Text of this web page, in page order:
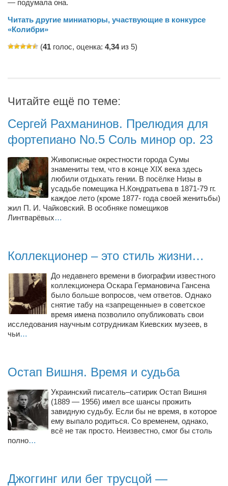
«Траверс» — экипировочный центр
Журналисты
Александр Гвоздик
Евгений Касьяненко
Сергей Коноз
Денис Федченко
Alfom Studio
Guitarproduction Studio
Писатели
Поэты
Художники
Анна Гидора
Леонтий Костур
Римма Миленкова
Сергей Степанов
Анна Черненко
Марина Фенота
Гостиная
Он и Она
Фестиваль. Конкурс «Колибри» 2017
— подумала она.
Читать другие миниатюры, участвующие в конкурсе
«Колибри»
(41 голос, оценка: 4,34из 5)
Читайте ещё по теме:
Сергей Рахманинов. Прелюдия для
фортепиано No.5 Соль минор op. 23
Живописные окрестности города Сумы
знамениты тем, что в конце XIX века здесь
любили отдыхать гении. В посёлке Низы в
усадьбе помещика Н.Кондратьева в 1871-79 гг.
каждое лето (кроме 1877- года своей женитьбы)
жил П. И. Чайковский. В особняке помещиков
Линтварёвых…
Коллекционер – это стиль жизни…
До недавнего времени в биографии известного
коллекционера Оскара Германовича Гансена
было больше вопросов, чем ответов. Однако
снятие табу на «запрещенные» в советское
время имена позволило опубликовать свои
исследования научным сотрудникам Киевских музеев, в
чьи…
Остап Вишня. Время и судьба
Украинский писатель–сатирик Остап Вишня
(1889 — 1956) имел все шансы прожить
завидную судьбу. Если бы не время, в которое
ему выпало родиться. Со временем, однако,
всё не так просто. Неизвестно, смог бы столь
полно…
Джоггинг или бег трусцой —